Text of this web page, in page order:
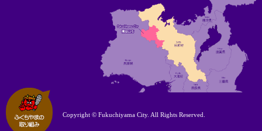
Copyright © Fukuchiyama City. All Rights Reserved.